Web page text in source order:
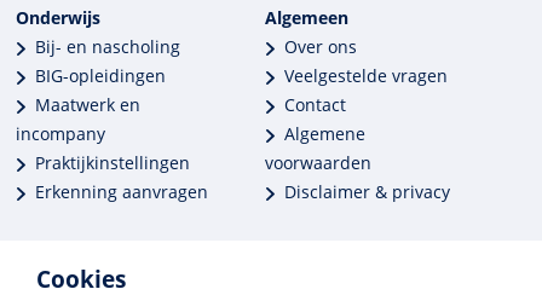
Cookies
Onderwijs
Bij- en nascholing
BIG-opleidingen
Maatwerk en
incompany
Praktijkinstellingen
Erkenning aanvragen
Algemeen
Over ons
Veelgestelde vragen
Contact
Algemene
voorwaarden
Disclaimer & privacy